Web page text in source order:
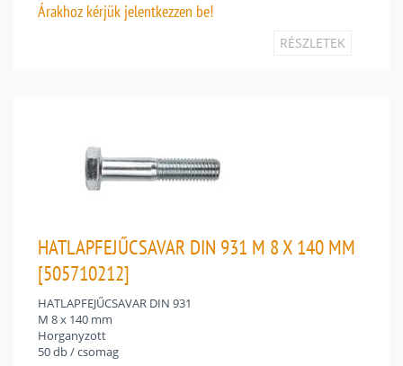
Árakhoz kérjük jelentkezzen be!
RÉSZLETEK
HATLAPFEJŰCSAVAR DIN 931 M 8 X 140 MM
[505710212]
HATLAPFEJŰCSAVAR DIN 931
M 8 x 140 mm
Horganyzott
50 db / csomag